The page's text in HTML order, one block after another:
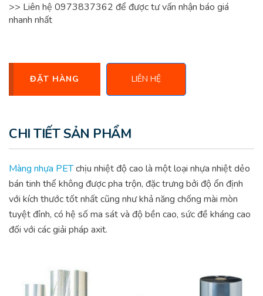
>> Liên hệ 0973837362 để được tư vấn nhận báo giá
nhanh nhất
ĐẶT HÀNG LIÊN HỆ
CHI TIẾT SẢN PHẨM
Màng nhựa PETchịu nhiệt độ cao là một loại nhựa nhiệt dẻo
bán tinh thể không được pha trộn, đặc trưng bởi độ ổn định
với kích thước tốt nhất cũng như khả năng chống mài mòn
tuyệt đỉnh, có hệ số ma sát và độ bền cao, sức đề kháng cao
đối với các giải pháp axit.